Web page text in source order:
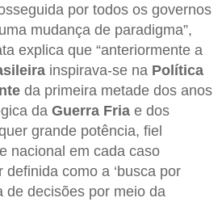
por todos os governos
mudança de paradigma”,
explica que “anteriormente a
inspirava-se na Política
da primeira metade dos anos
da Guerra Fria e dos
grande potência, fiel
nacional em cada caso
como a ‘busca por
de decisões por meio da